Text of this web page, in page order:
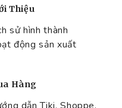
Thiệu
sử hình thành
động sản xuất
Hàng